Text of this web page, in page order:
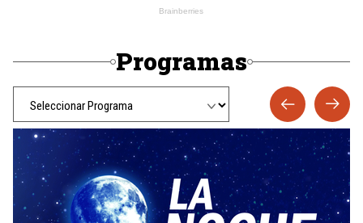
Programas